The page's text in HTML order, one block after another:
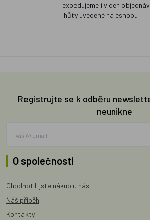
expedujeme i v den
lhůty uvedené na eshopu
Registrujte se k odběru
neunikne
O společnosti
Ohodnotili jste nákup u nás
Náš příběh
Kontakty